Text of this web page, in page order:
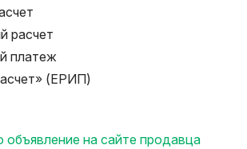
мм
12 месяцев
70), доставка почтой/
расчет
платеж
(ЕРИП)
объявление на сайте продавца